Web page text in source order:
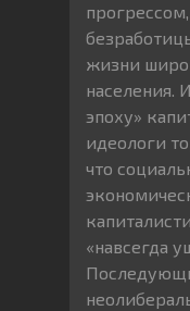
жизни
населения.
эпоху»
идеологи
что
«навсегда